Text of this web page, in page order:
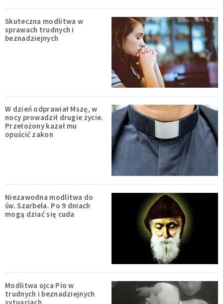
Skuteczna modlitwa w
sprawach trudnych i
beznadziejnych
W dzień odprawiał Mszę, w
nocy prowadził drugie życie.
Przełożony kazał mu
opuścić zakon
Niezawodna modlitwa do
św. Szarbela. Po 9 dniach
mogą dziać się cuda
Modlitwa ojca Pio w
trudnych i beznadziejnych
sytuacjach